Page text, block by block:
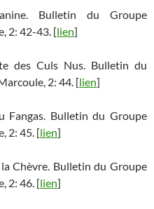
Bulletin du Groupe
2: 42-43. [lien]
des Culs Nus. Bulletin du
2: 44. [lien]
Fangas. Bulletin du Groupe
2: 45. [lien]
Chèvre. Bulletin du Groupe
2: 46. [lien]